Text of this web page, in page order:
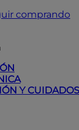
comprando
Y